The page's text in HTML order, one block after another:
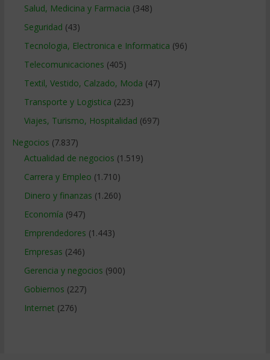
Salud, Medicina y Farmacia (348)
Seguridad (43)
Tecnologia, Electronica e Informatica (96)
Telecomunicaciones (405)
Textil, Vestido, Calzado, Moda (47)
Transporte y Logistica (223)
Viajes, Turismo, Hospitalidad (697)
Negocios (7.837)
Actualidad de negocios (1.519)
Carrera y Empleo (1.710)
Dinero y finanzas (1.260)
Economía (947)
Emprendedores (1.443)
Empresas (246)
Gerencia y negocios (900)
Gobiernos (227)
Internet (276)